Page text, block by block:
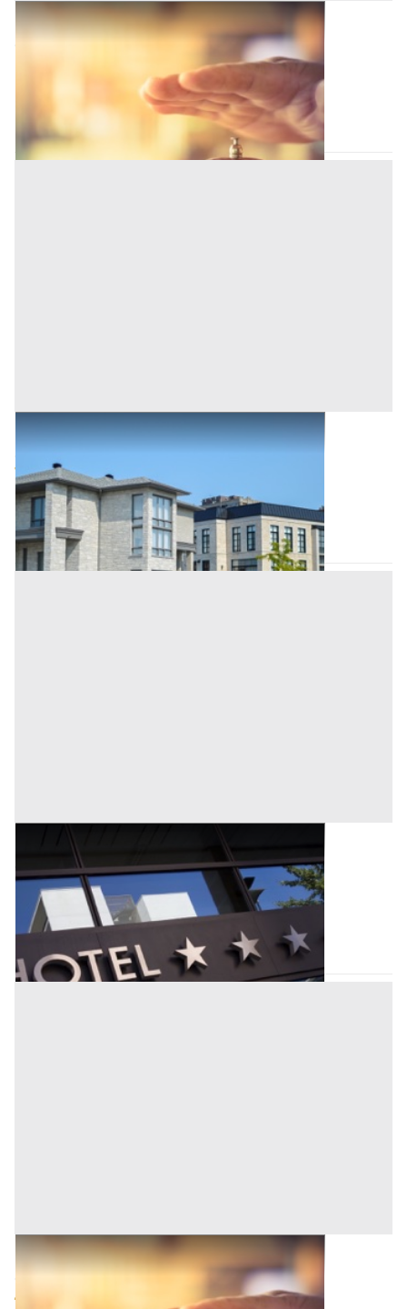
Strutture Ricettive all'asta a Nuoro
1.352.025 €
Codice asta:CT125733
Asta chiusa
Abitazione di Tipo Civile all'asta a Nuoro
Cardedu (Nuoro)
77.250 € 103.000 €
Codice asta:58ef2f4c
Asta chiusa
Alberghi all'asta a Nuoro
Cardedu (Nuoro)
Offerta minima
1.502.250 € 2.003.000 €
Codice asta:
Asta chiusa
Strutture Ricettive all'asta a Nuoro
479.290 €